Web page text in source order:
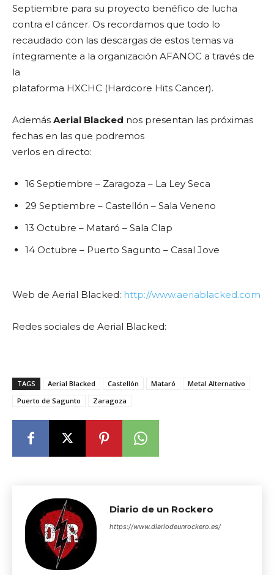
Septiembre para su proyecto benéfico de lucha
contra el cáncer. Os recordamos que todo lo
recaudado con las descargas de estos temas va
íntegramente a la organización AFANOC a través de
la
plataforma HXCHC (Hardcore Hits Cancer).
Además Aerial Blacked nos presentan las próximas
fechas en las que podremos
verlos en directo:
16 Septiembre – Zaragoza – La Ley Seca
29 Septiembre – Castellón – Sala Veneno
13 Octubre – Mataró – Sala Clap
14 Octubre – Puerto Sagunto – Casal Jove
Web de Aerial Blacked: http://www.aeriablacked.com
Redes sociales de Aerial Blacked:
TAGS Aerial Blacked Castellón Mataró
Metal Alternativo
Puerto de Sagunto
Zaragoza
Diario de un Rockero
https://www.diariodeunrockero.es/